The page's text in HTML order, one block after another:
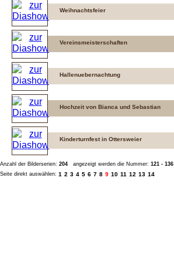
Weihnachtsfeier
Vereinsmeisterschaften
Hallenuebernachtung
Hochzeit von Bianca und Sebastian
Kinderturnfest in Ottersweier
Anzahl der Bilderserien: 204 angezeigt werden die Nummer: 121 - 136
Seite direkt auswählen: 1 2 3 4 5 6 7 8 9 10 11 12 13 14